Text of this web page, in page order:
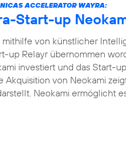
ACCELERATOR WAYRA:
Start-up
von künstlicher
up Relayr übernommen
investiert und das Start-
von Neokami
Neokami ermöglicht